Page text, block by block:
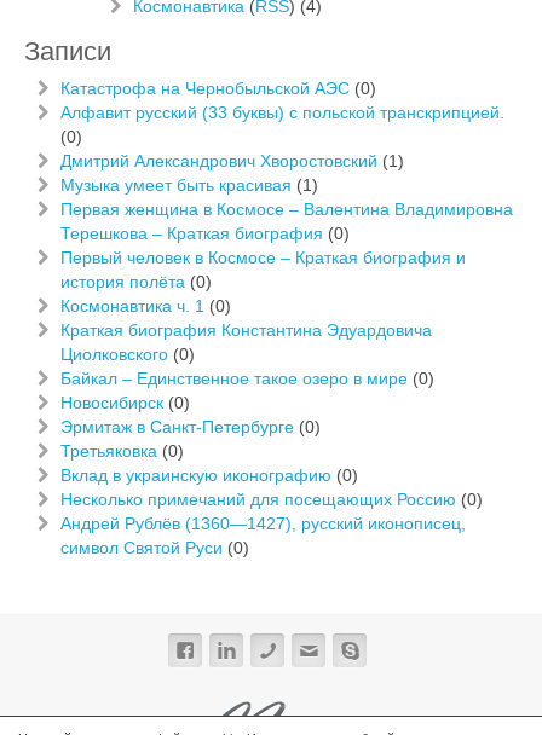
Космонавтика (RSS) (4)
Записи
Катастрофа на Чернобыльской АЭС (0)
Алфавит русский (33 буквы) c польской транскрипцией.
(0)
Дмитрий Александрович Хворостовский (1)
Музыка умеет быть красивая (1)
Первая женщина в Космосе – Валентина Владимировна
Терешкова – Краткая биография (0)
Первый человек в Космосе – Краткая биография и
история полёта (0)
Космонавтика ч. 1 (0)
Краткая биография Константина Эдуардовича
Циолковского (0)
Байкал – Единственное такое озеро в мире (0)
Новосибирск (0)
Эрмитаж в Санкт-Петербурге (0)
Третьяковка (0)
Вклад в украинскую иконографию (0)
Несколько примечаний для посещающих Россию (0)
Андрей Рублёв (1360—1427), русский иконописец,
символ Святой Руси (0)